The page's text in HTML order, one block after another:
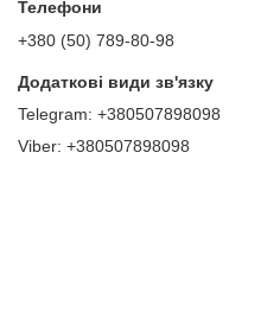
+380 (50) 789-80-98
+380507898098
+380507898098